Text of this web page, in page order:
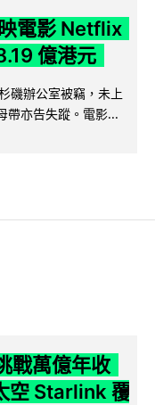
電影 Netflix
億港元
磯辦公室被竊，未上
亦告失蹤。電影...
戰萬億年收
空 Starlink 覆